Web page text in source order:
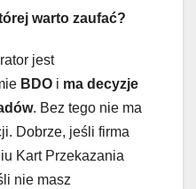
warto zaufać?
jest
BDO i ma decyzje
. Bez tego nie ma
Dobrze, jeśli firma
Kart Przekazania
nie masz